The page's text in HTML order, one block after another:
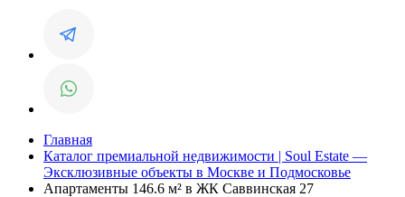
Главная
Каталог премиальной недвижимости | Soul Estate —
Эксклюзивные объекты в Москве и Подмосковье
Апартаменты 146.6 м² в ЖК Саввинская 27